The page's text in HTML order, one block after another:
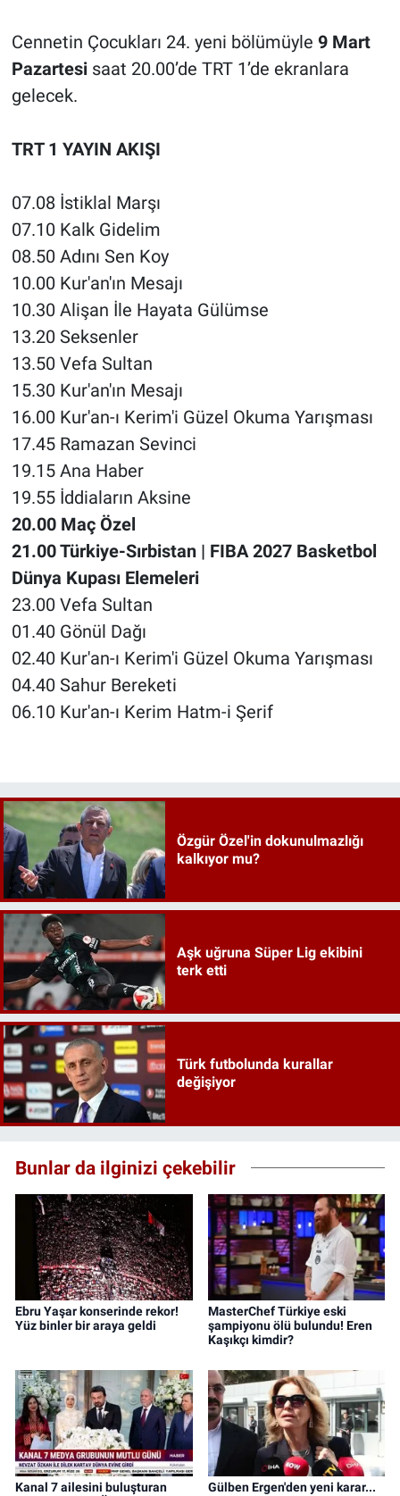
Cennetin Çocukları 24. yeni bölümüyle 9 Mart
Pazartesisaat 20.00’de TRT 1’de ekranlara
gelecek.
TRT 1 YAYIN AKIŞI
07.08 İstiklal Marşı
07.10 Kalk Gidelim
08.50 Adını Sen Koy
10.00 Kur'an'ın Mesajı
10.30 Alişan İle Hayata Gülümse
13.20 Seksenler
13.50 Vefa Sultan
15.30 Kur'an'ın Mesajı
16.00 Kur'an-ı Kerim'i Güzel Okuma Yarışması
17.45 Ramazan Sevinci
19.15 Ana Haber
19.55 İddiaların Aksine
20.00 Maç Özel
21.00 Türkiye-Sırbistan | FIBA 2027 Basketbol
Dünya Kupası Elemeleri
23.00 Vefa Sultan
01.40 Gönül Dağı
02.40 Kur'an-ı Kerim'i Güzel Okuma Yarışması
04.40 Sahur Bereketi
06.10 Kur'an-ı Kerim Hatm-i Şerif
Özgür Özel'in dokunulmazlığı
kalkıyor mu?
Aşk uğruna Süper Lig ekibini
terk etti
Türk futbolunda kurallar
değişiyor
Bunlar da ilginizi çekebilir
Ebru Yaşar konserinde rekor!
Yüz binler bir araya geldi
MasterChef Türkiye eski
şampiyonu ölü bulundu! Eren
Kaşıkçı kimdir?
Kanal 7 ailesini buluşturan
Gülben Ergen'den yeni karar...